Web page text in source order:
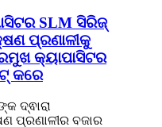
SLM ସିରିଜ୍
ପ୍ରଣାଳୀକୁ
କ୍ୟାପାସିଟର
କରେ
ଦ୍ଵାରା
ପ୍ରଣାଳୀର ବଜାର